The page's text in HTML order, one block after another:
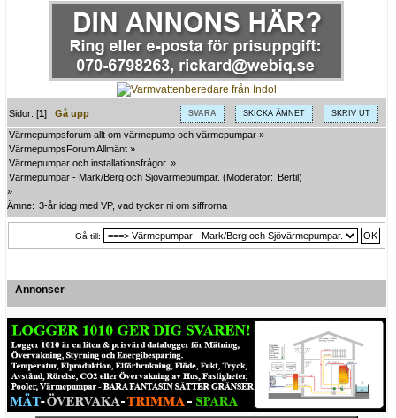
SVARA SKICKA ÄMNET SKRIV UT
Sidor: [1]Gå upp
Värmepumpsforum allt om värmepump och värmepumpar »
VärmepumpsForum Allmänt »
Värmepumpar och installationsfrågor. »
Värmepumpar - Mark/Berg och Sjövärmepumpar. (Moderator: Bertil)
»
Ämne: 3-år idag med VP, vad tycker ni om siffrorna
Gå till:
Annonser